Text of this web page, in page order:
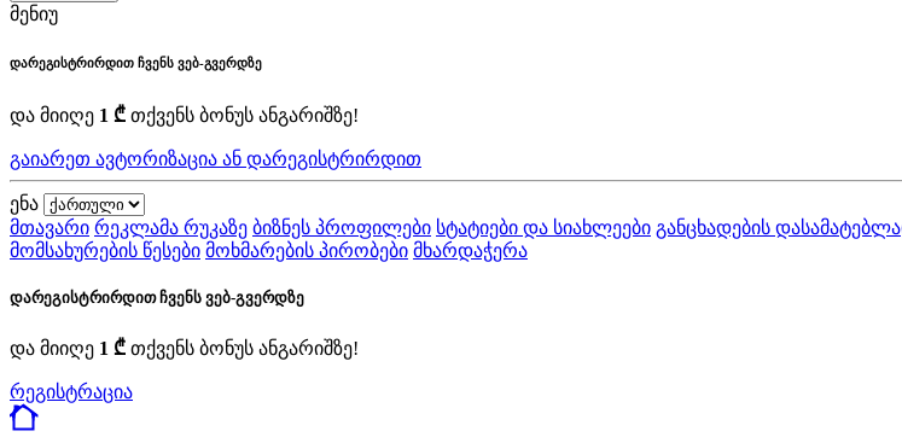
მენიუ
დარეგისტრირდით ჩვენს ვებ-გვერდზე
და მიიღე 1 ₾ თქვენს ბონუს ანგარიშზე!
გაიარეთ ავტორიზაცია ან დარეგისტრირდით
ენა
მთავარი რეკლამა რუკაზე ბიზნეს პროფილები სტატიები და სიახლეები განცხადების
მომსახურების წესები მოხმარების პირობები მხარდაჭერა
დარეგისტრირდით ჩვენს ვებ-გვერდზე
და მიიღე 1 ₾ თქვენს ბონუს ანგარიშზე!
რეგისტრაცია